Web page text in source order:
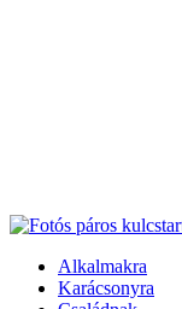
Alkalmakra
Karácsonyra